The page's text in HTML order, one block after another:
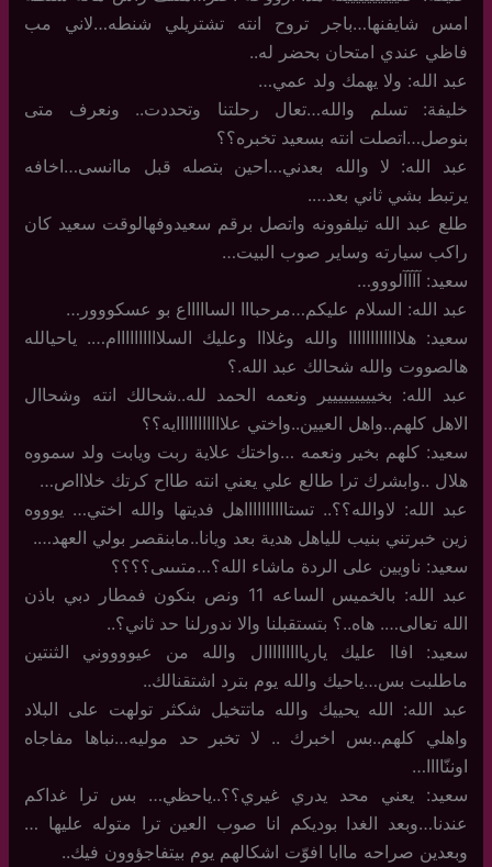
امس شايفنها…باجر تروح انته تشتريلي شنطه…لاني مب
فاظي عندي امتحان بحضر له..
عبد الله: ولا يهمك ولد عمي…
خليفة: تسلم والله…تعال رحلتنا وتحددت.. ونعرف متى
بنوصل…اتصلت انته بسعيد تخبره؟؟
عبد الله: لا والله بعدني…احين بتصله قبل ماانسى…اخافه
يرتبط بشي ثاني بعد….
طلع عبد الله تيلفوونه واتصل برقم سعيدوفهالوقت سعيد كان
راكب سيارته وساير صوب البيت…
سعيد: آآآآلووو…
عبد الله: السلام عليكم…مرحبااا الساااااع بو عسكووور…
سعيد: هلاااااااااااا والله وغلااا وعليك السلاااااااااام…. ياحيالله
هالصووت والله شحالك عبد الله.؟
عبد الله: بخييييييييير ونعمه الحمد لله..شحالك انته وشحاال
الاهل كلهم..واهل العيين..واختي علااااااااااايه؟؟
سعيد: كلهم بخير ونعمه …واختك علاية ربت ويابت ولد سمووه
هلال ..وابشرك ترا طالع علي يعني انته طااح كرتك خلاااص…
عبد الله: لاوالله؟؟.. تستااااااااااهل فديتها والله اختي… يوووه
زين خبرتني بنيب للياهل هدية بعد ويانا..مابنقصر بولي العهد….
سعيد: ناويين على الردة ماشاء الله؟…متىىىى؟؟؟؟
عبد الله: بالخميس الساعه 11 ونص بنكون فمطار دبي باذن
الله تعالى…. هاه..؟ بتستقبلنا والا ندورلنا حد ثاني؟..
سعيد: افاا عليك ياريااااااااال والله من عيووووني الثنتين
ماطلبت بس…ياحيك والله يوم بترد اشتقنالك..
عبد الله: الله يحييك والله ماتتخيل شكثر تولهت على البلاد
واهلي كلهم..بس اخبرك .. لا تخبر حد موليه…نباها مفاجاه
اوننّاااا…
سعيد: يعني محد يدري غيري؟؟..ياحظي… بس ترا غداكم
عندنا…وبعد الغدا بوديكم انا صوب العين ترا متوله عليها …
وبعدين صراحه ماابا افوّت اشكالهم يوم بيتفاجؤوون فيك..